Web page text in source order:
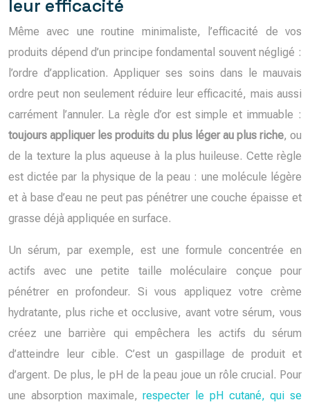
leur efficacité
Même avec une routine minimaliste, l’efficacité de vos
produits dépend d’un principe fondamental souvent négligé :
l’ordre d’application. Appliquer ses soins dans le mauvais
ordre peut non seulement réduire leur efficacité, mais aussi
carrément l’annuler. La règle d’or est simple et immuable :
toujours appliquer les produits du plus léger au plus riche, ou
de la texture la plus aqueuse à la plus huileuse. Cette règle
est dictée par la physique de la peau : une molécule légère
et à base d’eau ne peut pas pénétrer une couche épaisse et
grasse déjà appliquée en surface.
Un sérum, par exemple, est une formule concentrée en
actifs avec une petite taille moléculaire conçue pour
pénétrer en profondeur. Si vous appliquez votre crème
hydratante, plus riche et occlusive, avant votre sérum, vous
créez une barrière qui empêchera les actifs du sérum
d’atteindre leur cible. C’est un gaspillage de produit et
d’argent. De plus, le pH de la peau joue un rôle crucial. Pour
une absorption maximale,respecter le pH cutané, qui se